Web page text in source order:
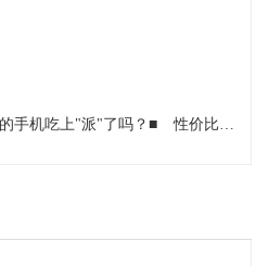
手机吃上"派"了吗？■ 性价比之王：8款1500左右性价比最高的手机推荐，这款竟然还存在